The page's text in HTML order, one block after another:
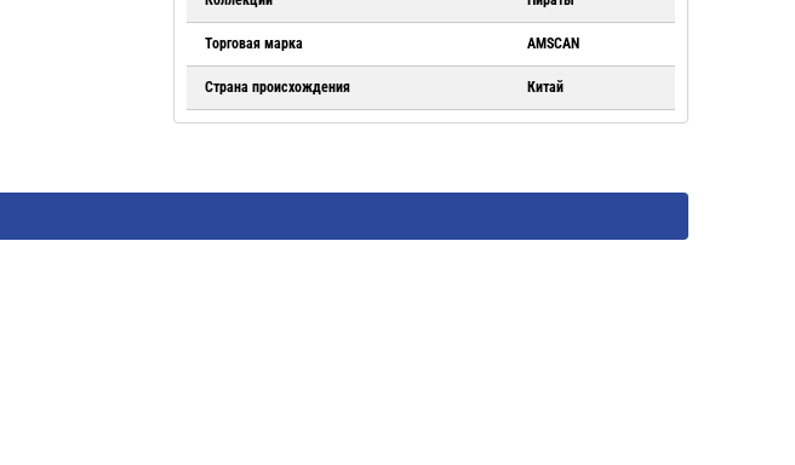
Торговая марка AMSCAN
Страна происхождения Китай